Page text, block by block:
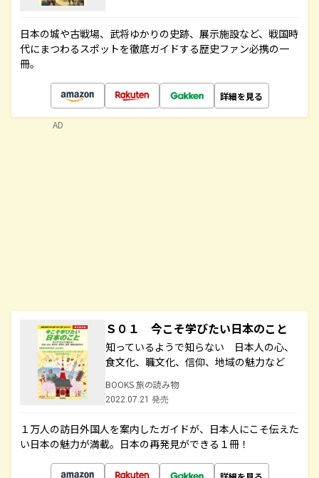
日本の城や古戦場、武将ゆかりの史跡、展示施設など、戦国時
代にまつわるスポットを徹底ガイドする歴史ファン必携の一
冊。
詳細を見る
Ｓ０１ 今こそ学びたい日本のこと
知っているようで知らない 日本人の心、
食文化、職文化、信仰、地域の魅力など
BOOKS 旅の読み物
2022.07.21 発売
１万人の訪日外国人を案内したガイドが、日本人にこそ伝えた
い日本の魅力が満載。日本の再発見ができる１冊！
AD